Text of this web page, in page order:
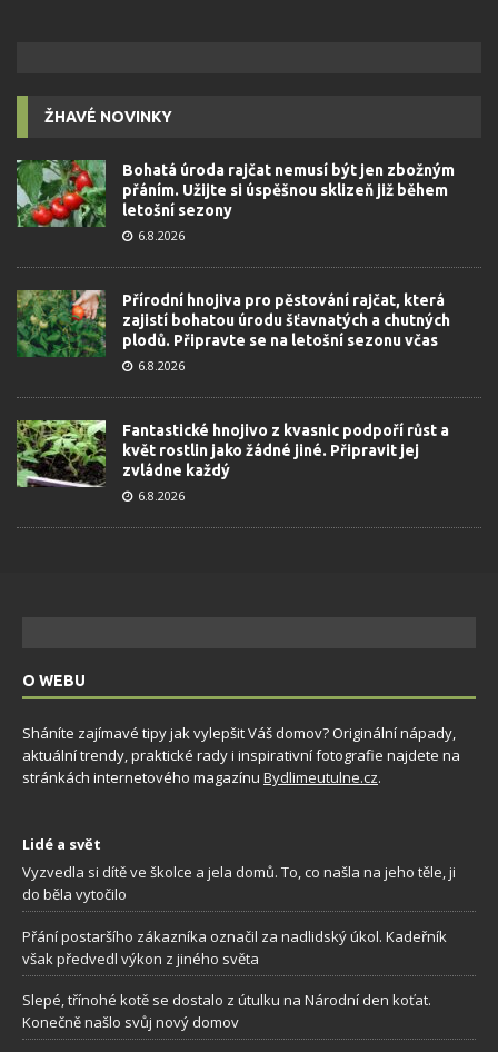
ŽHAVÉ NOVINKY
Bohatá úroda rajčat nemusí být jen zbožným
přáním. Užijte si úspěšnou sklizeň již během
letošní sezony
6.8.2026
Přírodní hnojiva pro pěstování rajčat, která
zajistí bohatou úrodu šťavnatých a chutných
plodů. Připravte se na letošní sezonu včas
6.8.2026
Fantastické hnojivo z kvasnic podpoří růst a
květ rostlin jako žádné jiné. Připravit jej
zvládne každý
6.8.2026
O WEBU
Sháníte zajímavé tipy jak vylepšit Váš domov? Originální nápady,
aktuální trendy, praktické rady i inspirativní fotografie najdete na
stránkách internetového magazínu Bydlimeutulne.cz.
Lidé a svět
Vyzvedla si dítě ve školce a jela domů. To, co našla na jeho těle, ji
do běla vytočilo
Přání postaršího zákazníka označil za nadlidský úkol. Kadeřník
však předvedl výkon z jiného světa
Slepé, třínohé kotě se dostalo z útulku na Národní den koťat.
Konečně našlo svůj nový domov